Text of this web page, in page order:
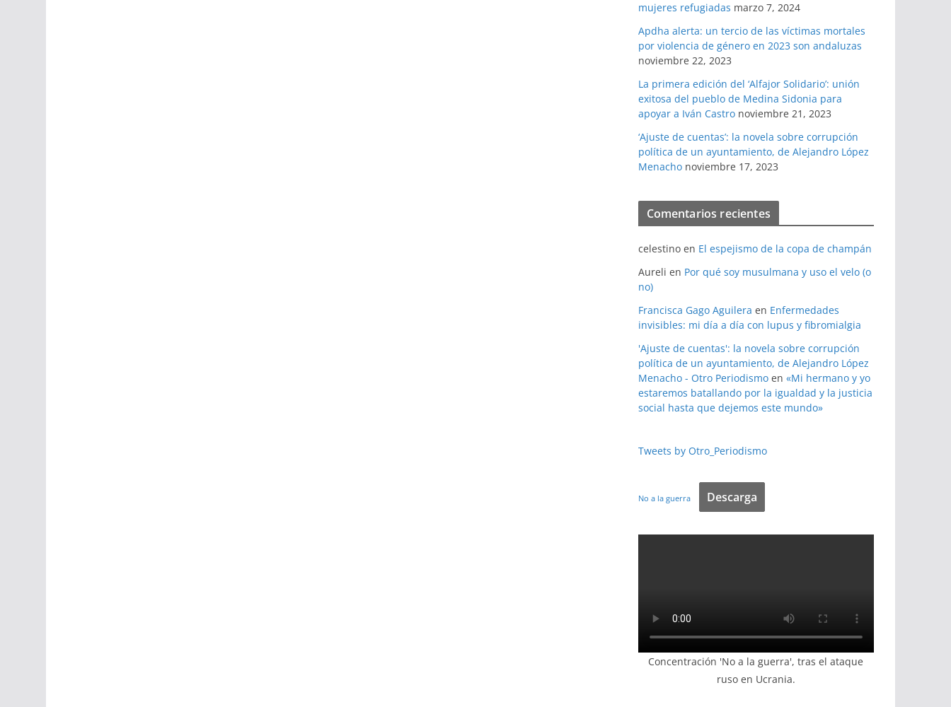
mujeres refugiadas marzo 7, 2024
Apdha alerta: un tercio de las víctimas mortales
por violencia de género en 2023 son andaluzas
noviembre 22, 2023
La primera edición del ‘Alfajor Solidario’: unión
exitosa del pueblo de Medina Sidonia para
apoyar a Iván Castro noviembre 21, 2023
‘Ajuste de cuentas’: la novela sobre corrupción
política de un ayuntamiento, de Alejandro López
Menacho noviembre 17, 2023
Comentarios recientes
celestinoen El espejismo de la copa de champán
Aureli en Por qué soy musulmana y uso el velo (o
no)
Francisca Gago Aguilera en Enfermedades
invisibles: mi día a día con lupus y fibromialgia
'Ajuste de cuentas': la novela sobre corrupción
política de un ayuntamiento, de Alejandro López
Menacho - Otro Periodismoen «Mi hermano y yo
estaremos batallando por la igualdad y la justicia
social hasta que dejemos este mundo»
Tweets by Otro_Periodismo
No a la guerra Descarga
Concentración 'No a la guerra', tras el ataque
ruso en Ucrania.